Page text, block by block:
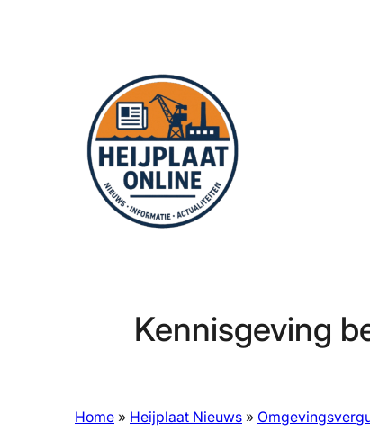
Kennisgeving
Home » Heijplaat Nieuws »